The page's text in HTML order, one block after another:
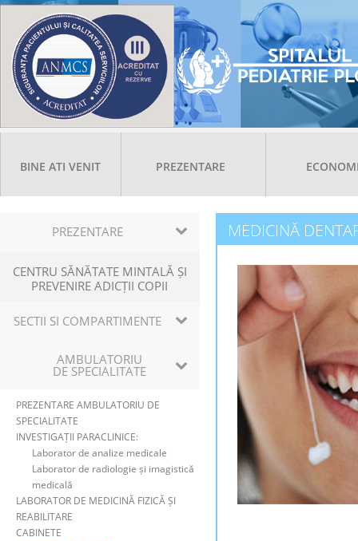
BINE ATI VENIT PREZENTARE
PREZENTARE
CENTRU SĂNĂTATE MINTALĂ ȘI
PREVENIRE ADICȚII COPII
SECTII SI COMPARTIMENTE
AMBULATORIU
DE SPECIALITATE
PREZENTARE AMBULATORIU DE
SPECIALITATE
INVESTIGAȚII PARACLINICE:
Laborator de analize medicale
Laborator de radiologie și imagistică
medicală
LABORATOR DE MEDICINĂ FIZICĂ ȘI
REABILITARE
CABINETE
MEDICINĂ